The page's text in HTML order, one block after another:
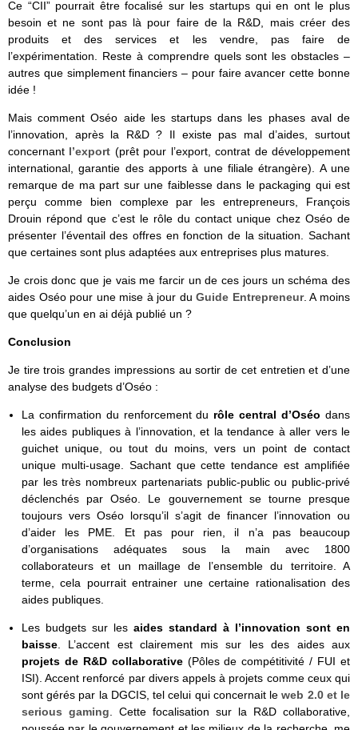
Ce “CII” pourrait être focalisé sur les startups qui en ont le plus
besoin et ne sont pas là pour faire de la R&D, mais créer des
produits et des services et les vendre, pas faire de
l’expérimentation. Reste à comprendre quels sont les obstacles –
autres que simplement financiers – pour faire avancer cette bonne
idée !
Mais comment Oséo aide les startups dans les phases aval de
l’innovation, après la R&D ? Il existe pas mal d’aides, surtout
concernant l’export (prêt pour l’export, contrat de développement
international, garantie des apports à une filiale étrangère). A une
remarque de ma part sur une faiblesse dans le packaging qui est
perçu comme bien complexe par les entrepreneurs, François
Drouin répond que c’est le rôle du contact unique chez Oséo de
présenter l’éventail des offres en fonction de la situation. Sachant
que certaines sont plus adaptées aux entreprises plus matures.
Je crois donc que je vais me farcir un de ces jours un schéma des
aides Oséo pour une mise à jour duGuide Entrepreneur. A moins
que quelqu’un en ai déjà publié un ?
Conclusion
Je tire trois grandes impressions au sortir de cet entretien et d’une
analyse des budgets d’Oséo :
La confirmation du renforcement du rôle central d’Oséodans
les aides publiques à l’innovation, et la tendance à aller vers le
guichet unique, ou tout du moins, vers un point de contact
unique multi-usage. Sachant que cette tendance est amplifiée
par les très nombreux partenariats public-public ou public-privé
déclenchés par Oséo. Le gouvernement se tourne presque
toujours vers Oséo lorsqu’il s’agit de financer l’innovation ou
d’aider les PME. Et pas pour rien, il n’a pas beaucoup
d’organisations adéquates sous la main avec 1800
collaborateurs et un maillage de l’ensemble du territoire. A
terme, cela pourrait entrainer une certaine rationalisation des
aides publiques.
Les budgets sur les aides standard à l’innovation sont en
baisse.
L’accent est clairement mis sur les des aides aux
projets de R&D collaborative (Pôles de compétitivité / FUI et
ISI). Accent renforcé par divers appels à projets comme ceux qui
sont gérés par la DGCIS, tel celui qui concernait leweb 2.0 et le
serious gaming. Cette focalisation sur la R&D collaborative,